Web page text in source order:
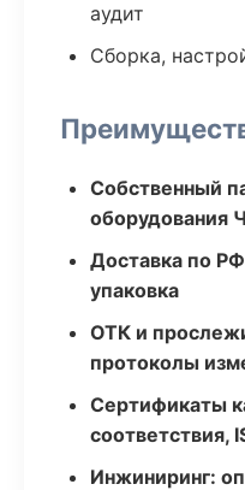
аудит
Сборка,
Собственный
оборудования
Доставка по
упаковка
ОТК и
протоколы
Сертификаты
соответствия,
Инжиниринг: